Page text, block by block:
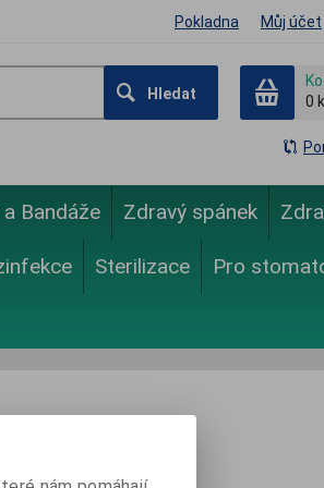
Pokladna Můj účet
Hledat
0
Bandáže Zdravý spánek
Sterilizace Pro